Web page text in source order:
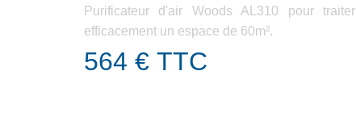
Purificateur d'air Woods AL310 pour traiter
efficacement un espace de 60m².
564 € TTC